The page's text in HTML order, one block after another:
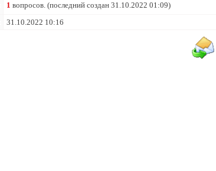
1 вопросов. (последний создан 31.10.2022 01:09)
31.10.2022 10:16